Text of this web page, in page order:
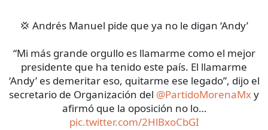
💢 Andrés Manuel pide que ya no le digan ‘Andy’
“Mi más grande orgullo es llamarme como el mejor
presidente que ha tenido este país. El llamarme
‘Andy’ es demeritar eso, quitarme ese legado”, dijo el
secretario de Organización del @PartidoMorenaMxy
afirmó que la oposición no lo…
pic.twitter.com/2HlBxoCbGI